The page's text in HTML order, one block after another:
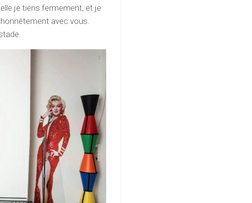
je tiens fermement, et je
avec vous.